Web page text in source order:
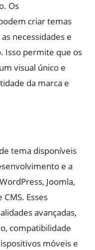
Os
criar temas
necessidades e
Isso permite que os
visual único e
da marca e
tema disponíveis
e a
Joomla,
Esses
avançadas,
compatibilidade
móveis e